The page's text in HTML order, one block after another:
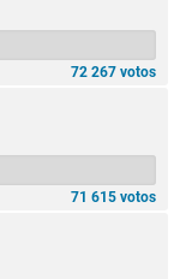
72 267 votos
71 615 votos